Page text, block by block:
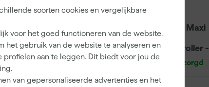
soorten cookies en vergelijkbare
voor het goed functioneren van de website.
het gebruik van de website te analyseren en
aan te leggen. Dit biedt voor jou de
van gepersonaliseerde advertenties en het
Binnen
Anza PRO Maxi
Micmex
muurverfroller -
18cm
Morgen bezorgd
Adviesprijs